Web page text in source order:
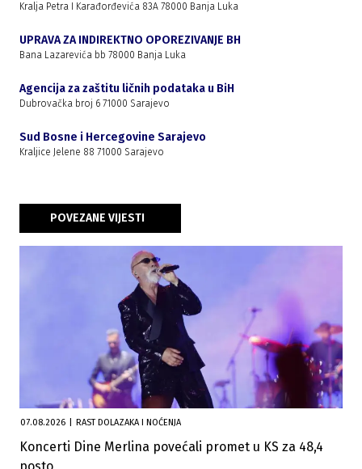
Kralja Petra I Karađorđevića 83A 78000 Banja Luka
UPRAVA ZA INDIREKTNO OPOREZIVANJE BH
Bana Lazarevića bb 78000 Banja Luka
Agencija za zaštitu ličnih podataka u BiH
Dubrovačka broj 6 71000 Sarajevo
Sud Bosne i Hercegovine Sarajevo
Kraljice Jelene 88 71000 Sarajevo
POVEZANE VIJESTI
07.08.2026 RAST DOLAZAKA I NOĆENJA
Koncerti Dine Merlina povećali promet u KS za 48,4
posto